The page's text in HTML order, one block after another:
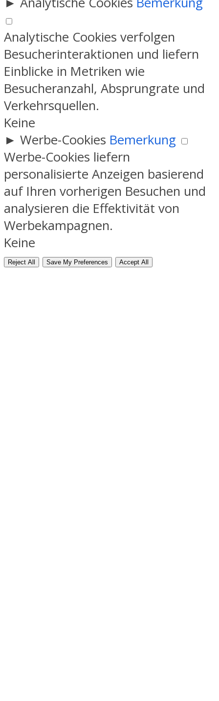
Analytische Cookies verfolgen
Besucherinteraktionen und liefern
Einblicke in Metriken wie
Besucheranzahl, Absprungrate und
Verkehrsquellen.
Keine
► Werbe-Cookies Bemerkung
Werbe-Cookies liefern
personalisierte Anzeigen basierend
auf Ihren vorherigen Besuchen und
analysieren die Effektivität von
Werbekampagnen.
Keine
Reject All Save My Preferences Accept All